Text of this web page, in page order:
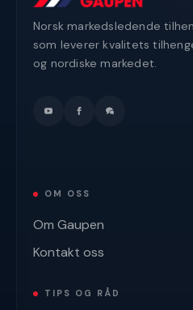
Norsk markedsledende
som leverer kvalitets
og nordiske markedet.
OM OSS
Om Gaupen
Kontakt oss
TIPS OG RÅD